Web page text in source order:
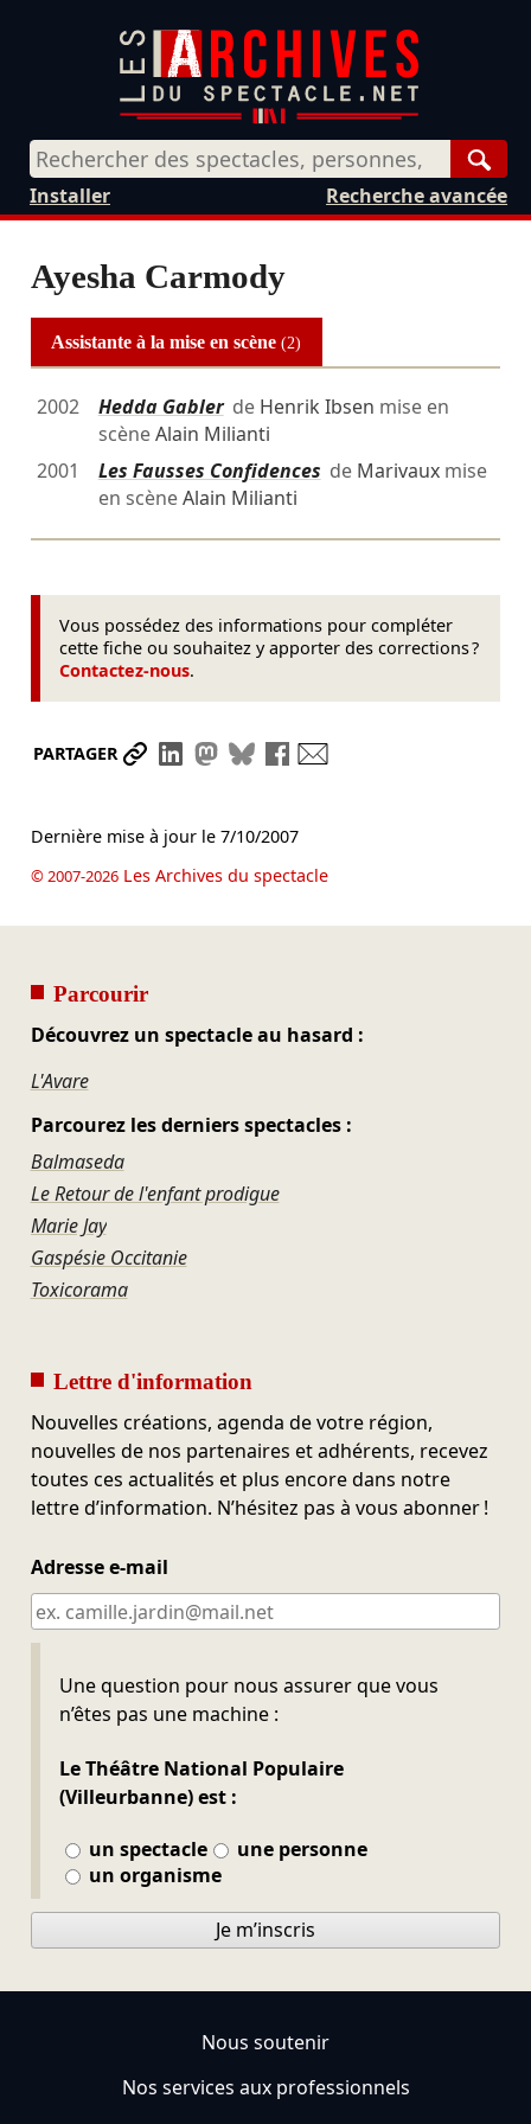
Recherche avancée
Installer
Ayesha Carmody
Assistante à la mise en scène(2)
2002 Hedda Gablerde Henrik Ibsen mise en
scèneAlain Milianti
2001
Les Fausses Confidences de Marivauxmise
en scèneAlain Milianti
Vous possédez des informations pour compléter
cette fiche ou souhaitez y apporter des corrections ?
Contactez-nous.
PARTAGER Partager le lien
Partager sur LinkedIn
Partager sur Mastodon
Partager sur Bluesky
Partager sur Facebook
Dernière mise à jour le 7/10/2007
© 2007-2026Les Archives du spectacle
Parcourir
Découvrez un spectacle au hasard :
L'Avare
Parcourez les derniers spectacles :
Balmaseda
Le Retour de l'enfant prodigue
Marie Jay
Gaspésie Occitanie
Toxicorama
Lettre d'information
Nouvelles créations, agenda de votre région,
nouvelles de nos partenaires et adhérents, recevez
toutes ces actualités et plus encore dans notre
lettre d’information. N’hésitez pas à vous abonner !
Adresse e-mail
Une question pour nous assurer que vous
n’êtes pas une machine :
Le Théâtre National Populaire
(Villeurbanne) est :
un spectacle
une personne
un organisme
Ne pas remplir
Je m’inscris
Nous soutenir
Nos services aux professionnels